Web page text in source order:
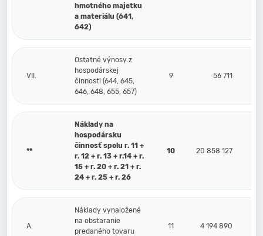
hmotného majetku
a materiálu (641,
642)
VII.
Ostatné výnosy z
hospodárskej
činnosti (644, 645,
646, 648, 655, 657)
9 56 711
**
Náklady na
hospodársku
činnosť spolu r. 11 +
r. 12 + r. 13 + r.14 + r.
15 + r. 20 + r. 21 + r.
24 + r. 25 + r. 26
10 20 858 127
A.
Náklady vynaložené
na obstaranie
predaného tovaru
11 4 194 890